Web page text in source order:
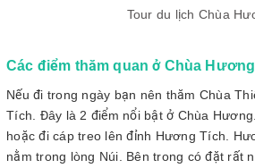
Tour du lịch Chùa
Các điểm thăm quan ở Chùa Hương
Nếu đi trong ngày bạn nên thăm Chùa
Tích. Đây là 2 điểm nổi bật ở Chùa
hoặc đi cáp treo lên đỉnh Hương Tích.
nằm trong lòng Núi. Bên trong có đặt rất